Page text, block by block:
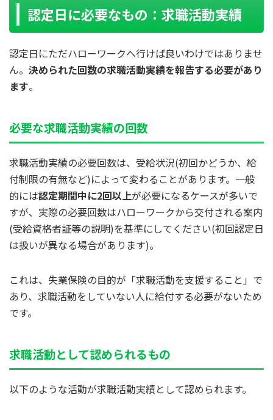
認定日に必要なもの：求職活動実績
認定日にただハローワークへ行けば良いわけではありませ
ん。 決められた回数の求職活動実績を報告する必要があり
ます。
必要な求職活動実績の回数
求職活動実績の必要回数は、受給状況(初回かどうか、給
付制限の有無など)によって変わることがあります。一般
的には認定期間中に2回以上が必要になるケースが多いで
すが、実際の必要回数はハローワークから交付される案内
(受給資格者証等の説明)を基準にしてください(初回認定日
は扱いが異なる場合があります)。
これは、失業保険の目的が「求職活動を支援すること」で
あり、求職活動をしていない人に給付する必要がないため
です。
求職活動として認められるもの
以下のような活動が求職活動実績として認められます。